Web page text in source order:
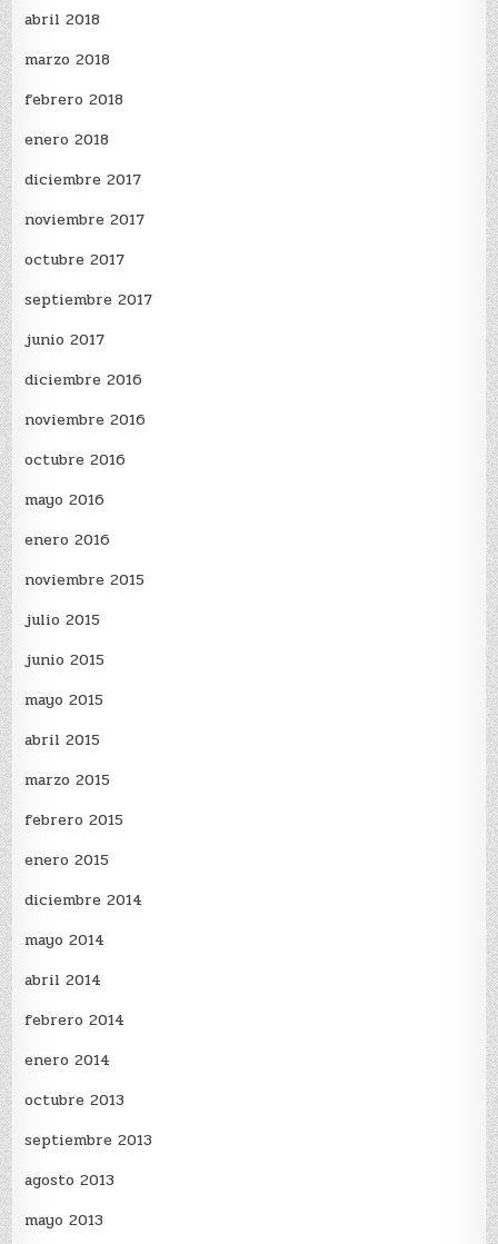
abril 2018
marzo 2018
febrero 2018
enero 2018
diciembre 2017
noviembre 2017
octubre 2017
septiembre 2017
junio 2017
diciembre 2016
noviembre 2016
octubre 2016
mayo 2016
enero 2016
noviembre 2015
julio 2015
junio 2015
mayo 2015
abril 2015
marzo 2015
febrero 2015
enero 2015
diciembre 2014
mayo 2014
abril 2014
febrero 2014
enero 2014
octubre 2013
septiembre 2013
agosto 2013
mayo 2013